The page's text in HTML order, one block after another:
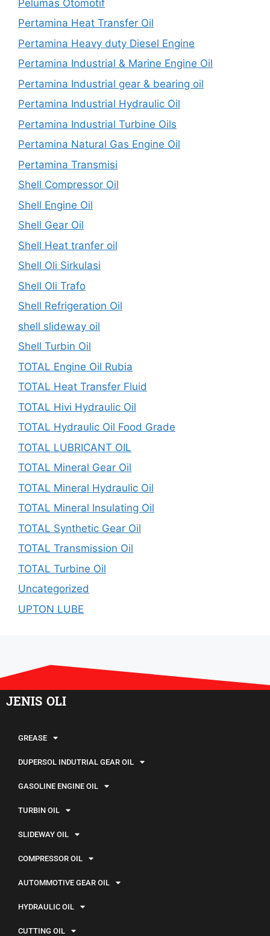
Pelumas Otomotif
Pertamina Heat Transfer Oil
Pertamina Heavy duty Diesel Engine
Pertamina Industrial & Marine Engine Oil
Pertamina Industrial gear & bearing oil
Pertamina Industrial Hydraulic Oil
Pertamina Industrial Turbine Oils
Pertamina Natural Gas Engine Oil
Pertamina Transmisi
Shell Compressor Oil
Shell Engine Oil
Shell Gear Oil
Shell Heat tranfer oil
Shell Oli Sirkulasi
Shell Oli Trafo
Shell Refrigeration Oil
shell slideway oil
Shell Turbin Oil
TOTAL Engine Oil Rubia
TOTAL Heat Transfer Fluid
TOTAL Hivi Hydraulic Oil
TOTAL Hydraulic Oil Food Grade
TOTAL LUBRICANT OIL
TOTAL Mineral Gear Oil
TOTAL Mineral Hydraulic Oil
TOTAL Mineral Insulating Oil
TOTAL Synthetic Gear Oil
TOTAL Transmission Oil
TOTAL Turbine Oil
Uncategorized
UPTON LUBE
JENIS OLI
GREASE
DUPERSOL INDUTRIAL GEAR OIL
GASOLINE ENGINE OIL
TURBIN OIL
SLIDEWAY OIL
COMPRESSOR OIL
AUTOMMOTIVE GEAR OIL
HYDRAULIC OIL
CUTTING OIL